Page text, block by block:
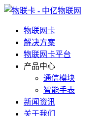
物联网卡
解决方案
物联网卡平台
产品中心
通信模块
智能手表
新闻资讯
关于我们